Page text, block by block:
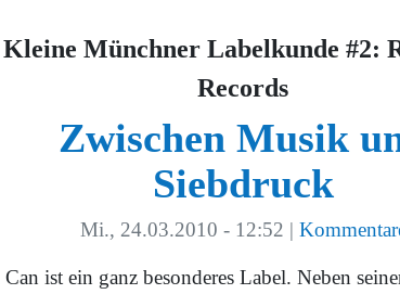
Kleine Münchner Labelkunde #2:
Records
Zwischen Musik
Siebdruck
Mi., 24.03.2010 - 12:52 |
Can ist ein ganz besonderes Label. Neben